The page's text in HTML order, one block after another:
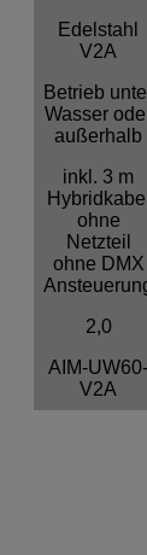
Edelstahl
V2A
Betrieb
Wasser
außerhalb
inkl. 3 m
ohne
Netzteil
ohne DMX
2,0
AIM-UW60-
V2A